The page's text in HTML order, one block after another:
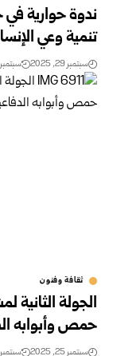
ندوة حوارية
تنمية وعي
سبتمبر 29, 2025 سبتمبر 30, 2025
ثقافة وفنون
الجولة
حمص وأبوابه
سبتمبر 25, 2025 سبتمبر 25, 2025